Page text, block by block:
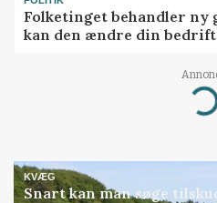
Folketinget behandler ny
kan den ændre din bedrift
Loading...
KVÆG
Snart kan man søge